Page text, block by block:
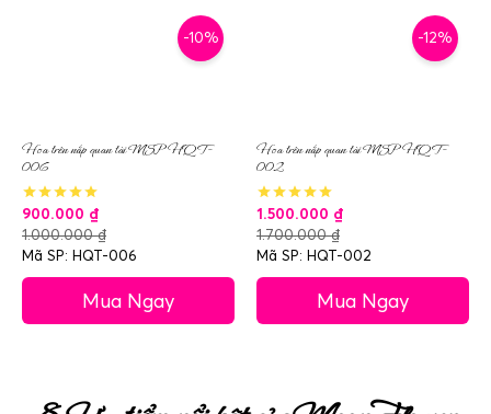
-10%
Hoa trên nắp quan tài MSP HQT-
006
900.000 ₫
1.000.000₫
Mã SP: HQT-006
Mua Ngay
-12%
Hoa trên nắp quan tài MSP HQT-
002
1.500.000 ₫
1.700.000₫
Mã SP: HQT-002
Mua Ngay